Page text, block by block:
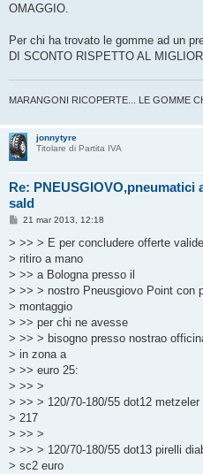
OMAGGIO.
Per chi ha trovato le gomme ad un
DI SCONTO RISPETTO AL
MARANGONI RICOPERTE... LE GOMME
jonnytyre
Titolare di Partita IVA
Re:
sald
M
s
a
g
i
o
21 mar 2013, 12:18
> >> > E per concludere offerte
> ritiro a mano
> >> a Bologna presso il
> >> > nostro Pneusgiovo Point con
> montaggio
> >> per chi ne avesse
> >> > bisogno presso nostrao
> in zona a
> >> euro 25:
> >> >
> >> > 120/70-180/55 dot12
> 217
> >> >
> >> > 120/70-180/55 dot13 pirelli
> sc2 euro